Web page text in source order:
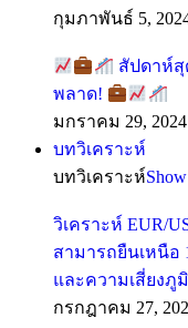
กุมภาพันธ์ 5,
สัปดาห์
พลาด!
มกราคม 29, 2024
บทวิเคราะห์
บทวิเคราะห์
วิเคราะห์ EUR/
สามารถยืนเหนือ
และความเสี่ยงภู
กรกฎาคม 27,